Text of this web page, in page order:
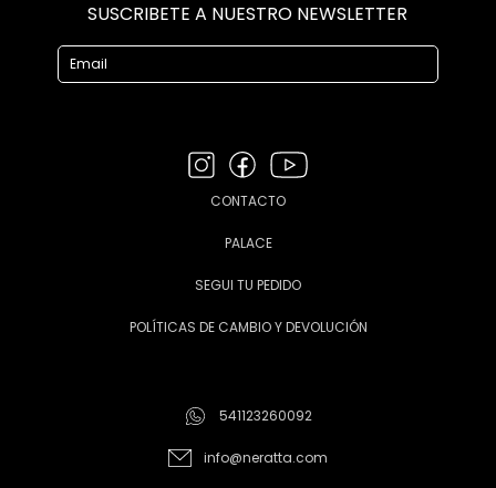
SUSCRIBETE A NUESTRO NEWSLETTER
CONTACTO
PALACE
SEGUI TU PEDIDO
POLÍTICAS DE CAMBIO Y DEVOLUCIÓN
541123260092
info@neratta.com